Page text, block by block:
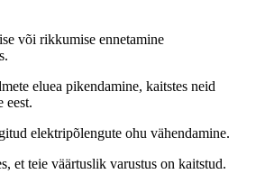
või rikkumise ennetamine
eluea pikendamine, kaitstes neid
eest.
elektripõlengute ohu vähendamine.
et teie väärtuslik varustus on kaitstud.